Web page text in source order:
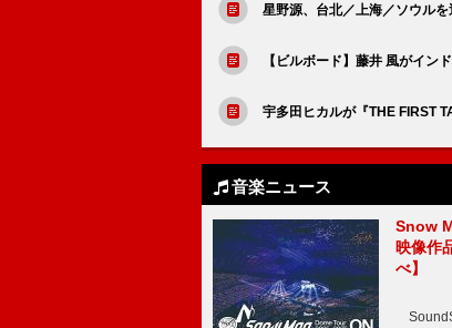
星野源、台北／上海／ソウル
【ビルボード】藤井 風がイ
宇多田ヒカルが『THE FIRST
音楽ニュース
Snow
映像作
べ】